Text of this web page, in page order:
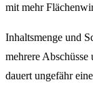
mit mehr
Inhaltsmenge und
mehrere
dauert ungefähr